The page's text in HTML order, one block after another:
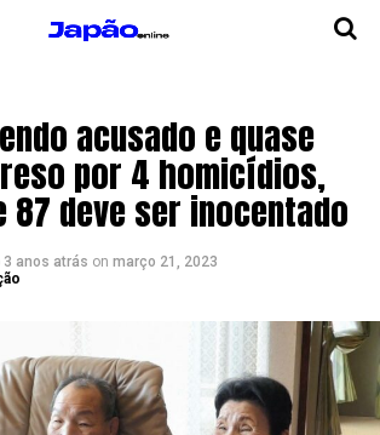
acusado e quase
por 4 homicídios,
87 deve ser inocentado
3 anos atrás on março 21, 2023